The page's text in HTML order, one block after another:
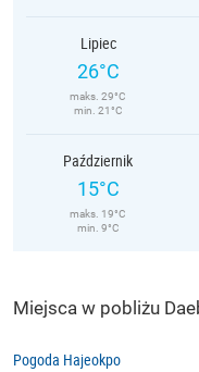
Lipiec
26°C
maks. 29°C
min. 21°C
Październik
15°C
maks. 19°C
min. 9°C
Miejsca w pobliżu
Pogoda Hajeokpo